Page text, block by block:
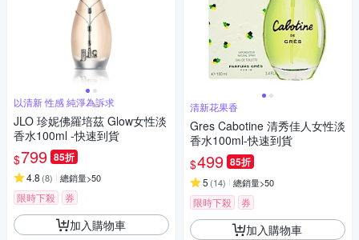
以清新 性感 純淨為訴求
JLO 珍妮佛羅培茲 Glow女性淡
香水100ml -快速到貨
$799 85折
4.8 (8) 總銷量>50
限時下殺 券
加入購物車
清新花果香
Gres Cabotine 清秀佳人女性淡
香水100ml-快速到貨
$499 85折
5 (14) 總銷量>50
限時下殺 券
加入購物車